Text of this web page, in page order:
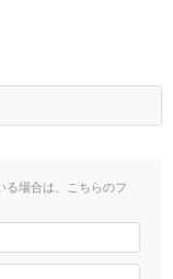
る場合は、こちらのフ